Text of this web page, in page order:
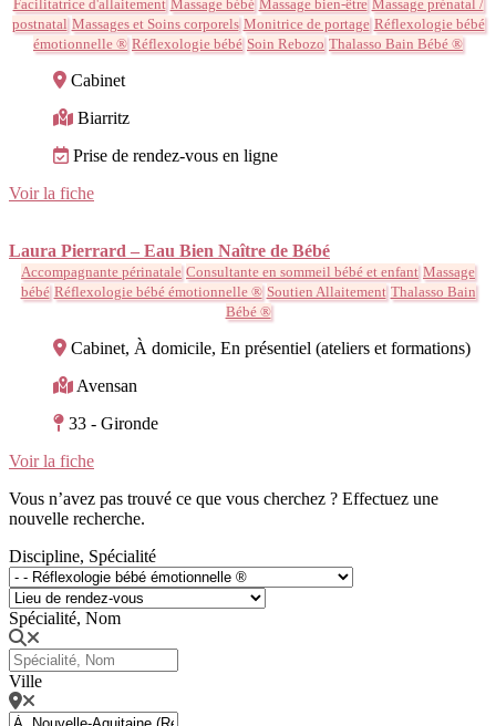
Facilitatrice d'allaitement Massage bébé Massage bien-être Massage prénatal /
postnatal Massages et Soins corporels Monitrice de portage Réflexologie bébé
émotionnelle ® Réflexologie bébé Soin Rebozo Thalasso Bain Bébé ®
Cabinet
Biarritz
Prise de rendez-vous en ligne
Voir la fiche
Laura Pierrard – Eau Bien Naître de Bébé
Accompagnante périnatale Consultante en sommeil bébé et enfant Massage
bébé Réflexologie bébé émotionnelle ® Soutien Allaitement Thalasso Bain
Bébé ®
Cabinet, À domicile, En présentiel (ateliers et formations)
Avensan
33 - Gironde
Voir la fiche
Vous n’avez pas trouvé ce que vous cherchez ? Effectuez une
nouvelle recherche.
Discipline, Spécialité
Spécialité, Nom
Ville